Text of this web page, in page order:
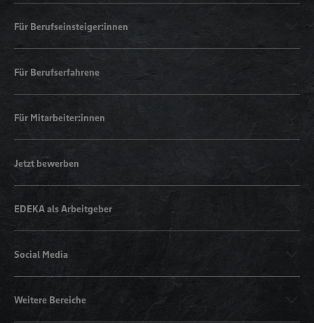
Für Berufseinsteiger:innen
Für Berufserfahrene
Für Mitarbeiter:innen
Jetzt bewerben
EDEKA als Arbeitgeber
Social Media
Weitere Bereiche